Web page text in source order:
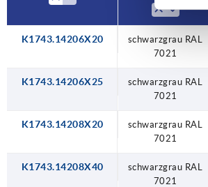
schwarzgrau RAL
7021
schwarzgrau RAL
7021
schwarzgrau RAL
7021
schwarzgrau RAL
7021
K1743.14206X20
schwarzgrau RAL
7021
K1743.14206X25
schwarzgrau RAL
7021
K1743.14208X20
schwarzgrau RAL
7021
K1743.14208X40
schwarzgrau RAL
7021